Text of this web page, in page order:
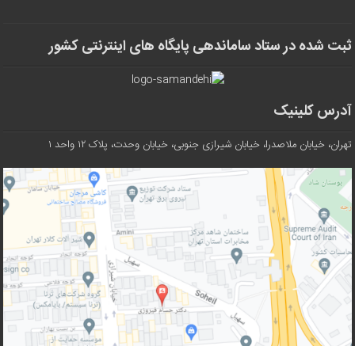
ثبت شده در ستاد ساماندهی پایگاه های اینترنتی کشور
آدرس کلینیک
تهران، خیابان ملاصدرا، خیابان شیرازی جنوبی، خیابان وحدت، پلاک ۱۲ واحد ۱